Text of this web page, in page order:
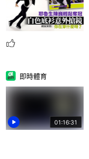
01:16:31
即時體育